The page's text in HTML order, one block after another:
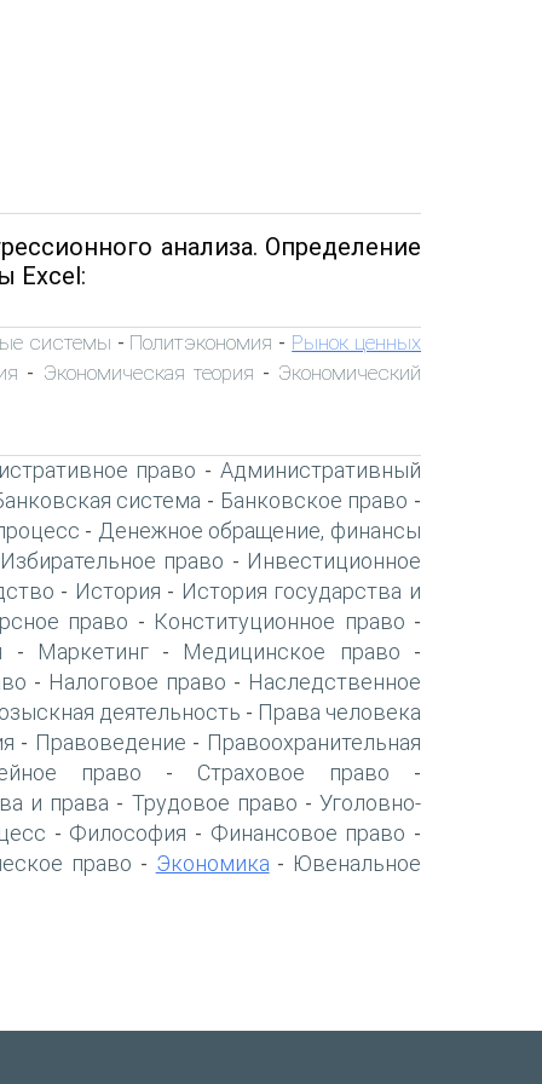
анализа. Определение
Excel:
системы - Политэкономия - Рынок ценных
- Экономическая теория - Экономический
право -Административный
система - Банковское право -
- Денежное обращение, финансы
Избирательное право - Инвестиционное
- История - История государства и
право - Конституционное право -
- Маркетинг- Медицинское право -
- Налоговое право - Наследственное
деятельность - Права человека
- Правоведение - Правоохранительная
право - Страховое право -
и права - Трудовое право -Уголовно-
- Философия - Финансовое право -
право - Экономика - Ювенальное